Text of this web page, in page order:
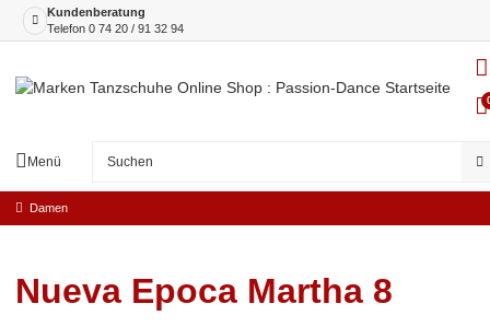
Kundenberatung
Telefon 0 74 20 / 91 32 94
Menü
Damen
Nueva Epoca Martha 8